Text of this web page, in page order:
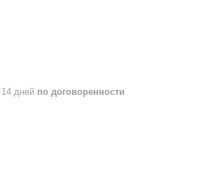
14 дней по договоренности